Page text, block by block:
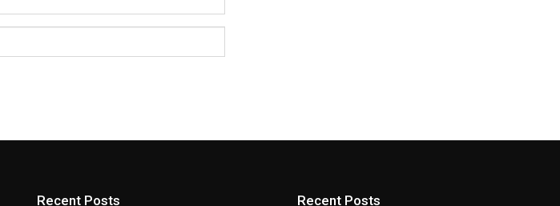
Recent Posts Recent Posts